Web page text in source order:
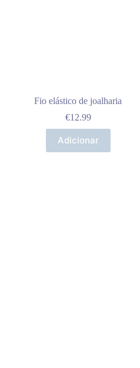
Fio elástico de joalharia
€12.99
Adicionar